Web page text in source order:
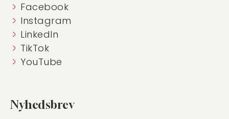
Facebook
Instagram
LinkedIn
TikTok
YouTube
Nyhedsbrev